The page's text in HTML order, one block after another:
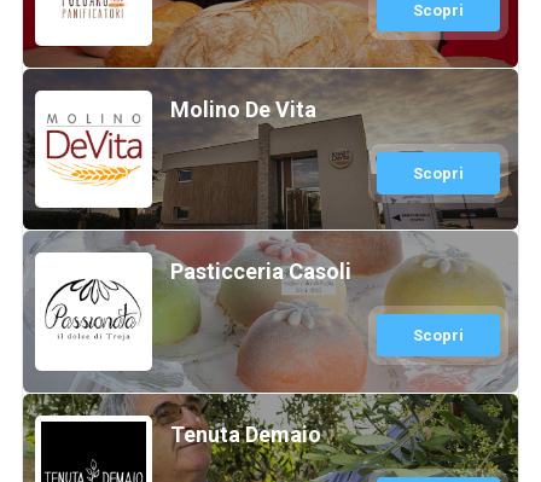
Scopri
Molino De Vita
Scopri
Pasticceria Casoli
Scopri
Tenuta Demaio